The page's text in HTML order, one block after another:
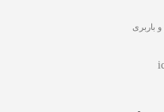
باربری